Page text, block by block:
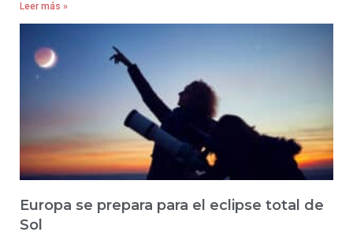
Leer más »
Europa se prepara para el eclipse total de
Sol